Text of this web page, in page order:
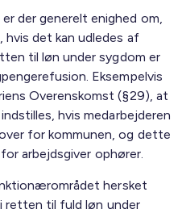
der generelt enighed om,
hvis det kan udledes af
til løn under sygdom er
Eksempelvis
Overenskomst (§29), at
hvis medarbejderen
for kommunen, og dette
arbejdsgiver ophører.
hersket
retten til fuld løn under